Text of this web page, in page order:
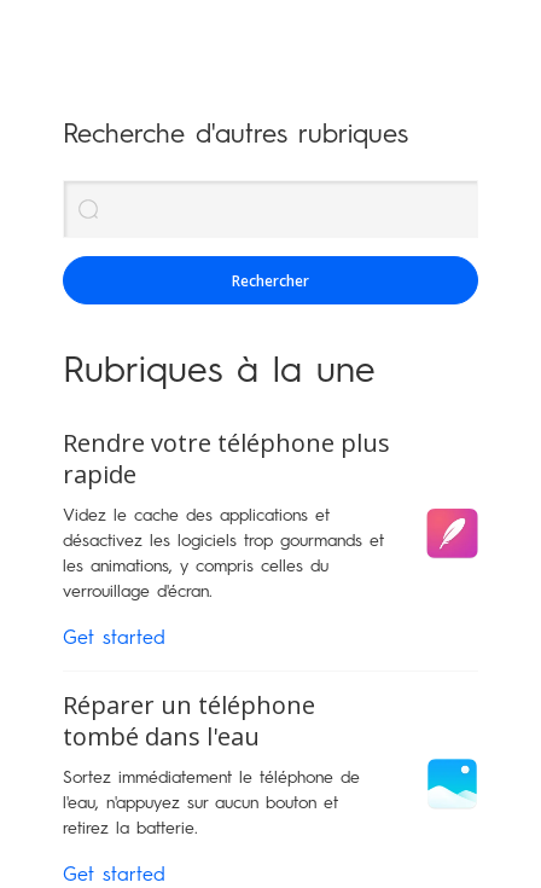
Recherche d'autres rubriques
Rechercher
Rubriques à la une
Rendre votre téléphone plus
rapide
Videz le cache des applications et
désactivez les logiciels trop gourmands et
les animations, y compris celles du
verrouillage d'écran.
Get started
Réparer un téléphone
tombé dans l'eau
Sortez immédiatement le téléphone de
l'eau, n'appuyez sur aucun bouton et
retirez la batterie.
Get started